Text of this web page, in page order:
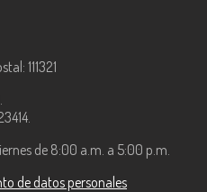
111321
de 8:00 a.m. a 5:00 p.m.
de datos personales